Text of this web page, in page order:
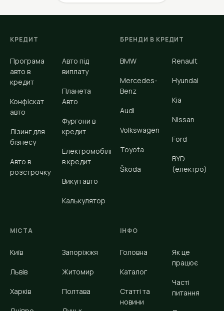
КРЕДИТ
Програма
авто в
кредит
Конфіскат
авто
Лізинг для
бізнесу
Авто в
розстрочку
Авто під
виплату
Планета
Авто
Фургони в
кредит
Електромобілі
в кредит
Викуп авто
Калькулятор
БРЕНДИ В КРЕДИТ
BMW
Mercedes-
Benz
Audi
Volkswagen
Toyota
Škoda
Renault
Hyundai
Kia
Nissan
Ford
BYD
(електро)
МІСТА
Київ
Львів
Харків
Запоріжжя
Житомир
Полтава
ІНФО
Головна
Каталог
Статті та
новини
Як це
працює
Часті
питання